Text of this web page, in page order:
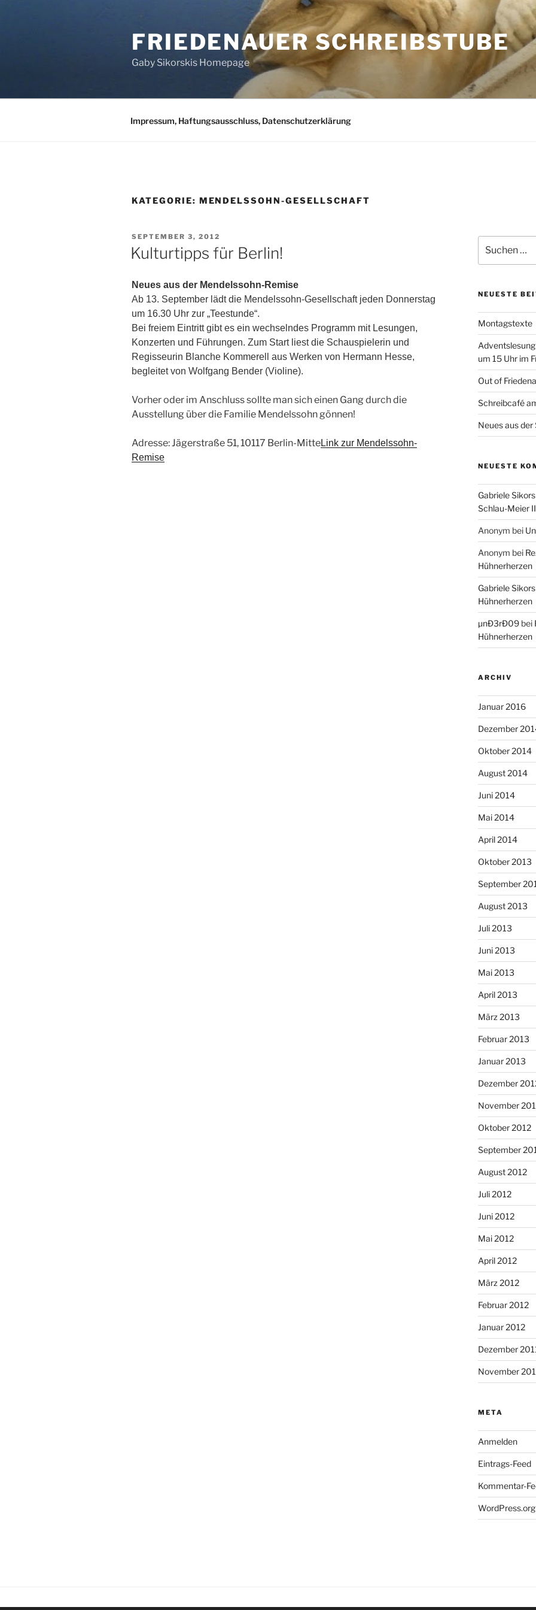
FRIEDENAUER SCHREIBSTUBE
Gaby Sikorskis Homepage
Impressum, Haftungsausschluss, Datenschutzerklärung
KATEGORIE: MENDELSSOHN-GESELLSCHAFT
VERÖFFENTLICHT
AM
SEPTEMBER 3, 2012
Kulturtipps für Berlin!
Neues aus der Mendelssohn-Remise
Ab 13. September lädt die Mendelssohn-Gesellschaft jeden Donnerstag
um 16.30 Uhr zur „Teestunde“.
Bei freiem Eintritt gibt es ein wechselndes Programm mit Lesungen,
Konzerten und Führungen. Zum Start liest die Schauspielerin und
Regisseurin Blanche Kommerell aus Werken von Hermann Hesse,
begleitet von Wolfgang Bender (Violine).
Vorher oder im Anschluss sollte man sich einen Gang durch die
Ausstellung über die Familie Mendelssohn gönnen!
Adresse: Jägerstraße 51, 10117 Berlin-MitteLink zur Mendelssohn-
Remise
nach:
NEUESTE
Montagstexte
um 15 Uhr im
Out of
Schreibcafé
Neues aus
NEUESTE
Gabriele
Schlau-Meier II
Anonym bei
Anonym bei
Hühnerherzen
Gabriele
Hühnerherzen
µnÐ3rÐ09bei
Hühnerherzen
ARCHIV
Januar 2016
Dezember
Oktober 2014
August 2014
Juni 2014
Mai 2014
April 2014
Oktober 2013
September
August 2013
Juli 2013
Juni 2013
Mai 2013
April 2013
März 2013
Februar 2013
Januar 2013
Dezember
November
Oktober 2012
September
August 2012
Juli 2012
Juni 2012
Mai 2012
April 2012
März 2012
Februar 2012
Januar 2012
Dezember
November
META
Anmelden
Eintrags-Feed
Kommentar-
WordPress.org